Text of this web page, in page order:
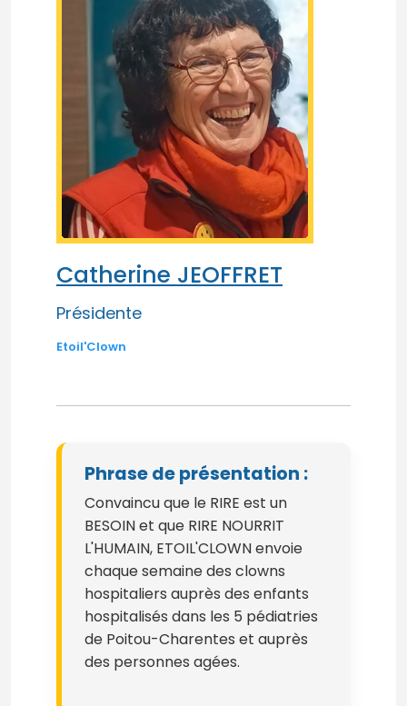
Catherine JEOFFRET
Présidente
Etoil'Clown
Phrase de présentation :
Convaincu que le RIRE est un
BESOIN et que RIRE NOURRIT
L'HUMAIN, ETOIL'CLOWN envoie
chaque semaine des clowns
hospitaliers auprès des enfants
hospitalisés dans les 5 pédiatries
de Poitou-Charentes et auprès
des personnes agées.